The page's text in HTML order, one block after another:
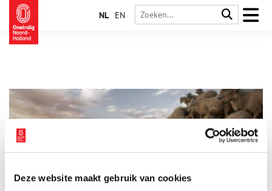
Deze website maakt gebruik van cookies
NL EN